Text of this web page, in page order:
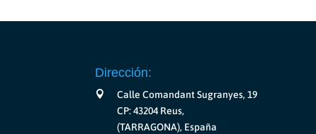
en
Dirección:
Calle Comandant Sugranyes, 19
CP: 43204 Reus,
(TARRAGONA), España